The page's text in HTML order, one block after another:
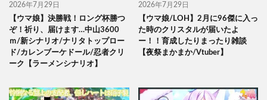
2026年7月29日
【ウマ娘】決勝戦！ロング杯勝つ
ぞ！祈り、届けます…中山3600
ｍ/新シナリオ/ナリタトップロー
ド/カレンブーケドール/忍者クリ
ーク【ラーメンシナリオ】
2026年7月29日
【ウマ娘/LOH】2月に96傑に入っ
た時のクリスタルが届いたよ
ー！！育成したりまったり雑談
【夜祭まかまか/Vtuber】